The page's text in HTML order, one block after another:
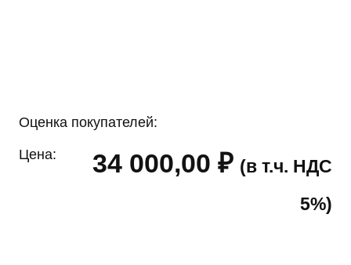
Оценка покупателей:
Цена: 34 000,00 ₽ (в т.ч. НДС
5%)